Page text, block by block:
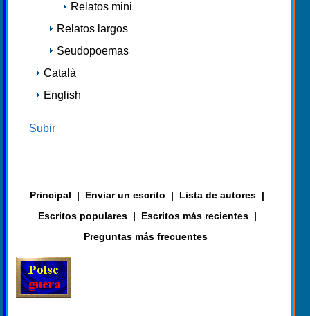
Relatos mini
Relatos largos
Seudopoemas
Català
English
Subir
Principal | Enviar un escrito | Lista de autores |
Escritos populares | Escritos más recientes |
Preguntas más frecuentes